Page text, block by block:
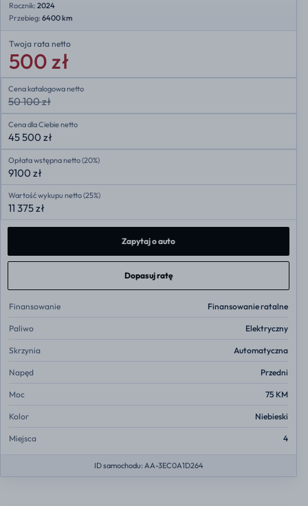
Rocznik: 2024
Przebieg: 6400 km
Twoja rata netto
500 zł
Cena katalogowa netto
50 100 zł
Cena dla Ciebie netto
45 500 zł
Opłata wstępna netto (20%)
9100 zł
Wartość wykupu netto (25%)
11 375 zł
Zapytaj o auto
Dopasuj ratę
Finansowanie Finansowanie ratalne
Paliwo Elektryczny
Skrzynia Automatyczna
Napęd Przedni
Moc 75 KM
Kolor Niebieski
Miejsca 4
ID samochodu: AA-3EC0A1D264